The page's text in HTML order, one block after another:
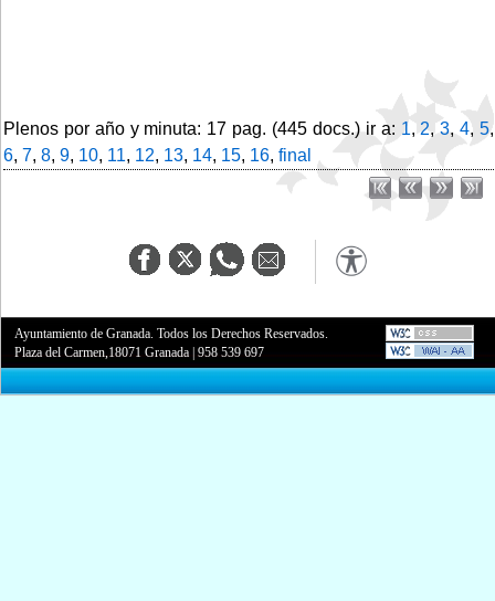
Plenos por año y minuta: 17 pag. (445 docs.) ir a: 1,2,3,4,5,
6, 7, 8, 9, 10, 11, 12, 13, 14, 15, 16, final
Ayuntamiento de Granada. Todos los Derechos Reservados.
Plaza del Carmen,18071 Granada |958 539 697